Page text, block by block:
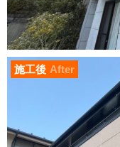
施工後 After